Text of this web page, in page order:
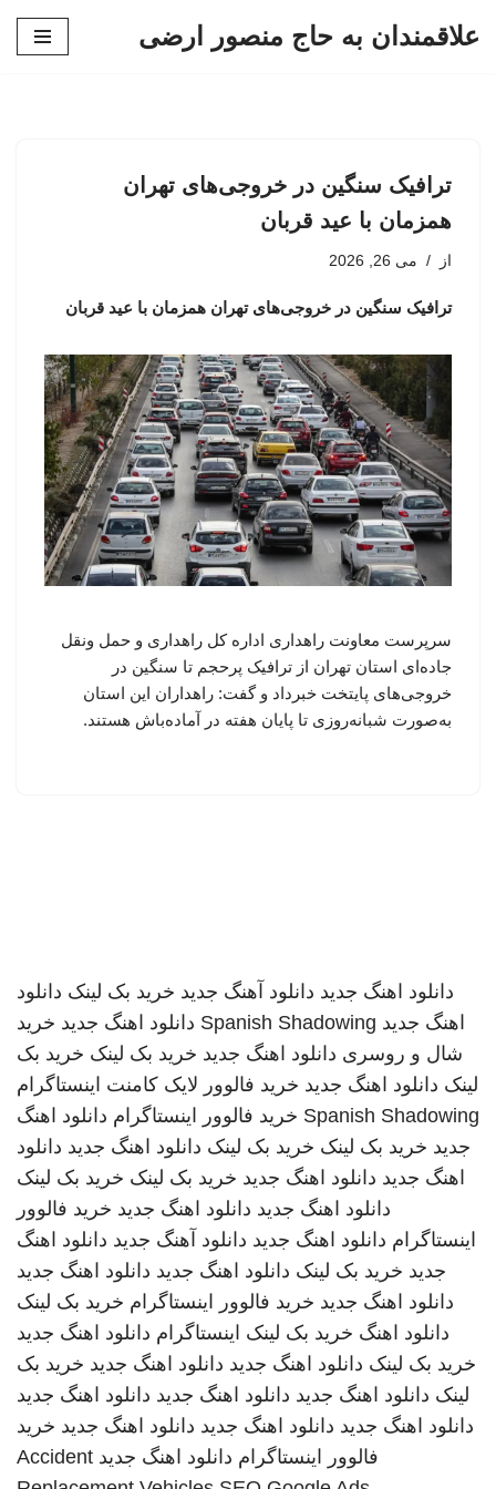
علاقمندان به حاج منصور ارضی
ترافیک سنگین در خروجی‌های تهران
همزمان با عید قربان
از می 26, 2026
ترافیک سنگین در خروجی‌های تهران همزمان با عید قربان
سرپرست معاونت راهداری اداره کل راهداری و حمل ونقل
جاده‌ای استان تهران از ترافیک پرحجم تا سنگین در
خروجی‌های پایتخت خبرداد و گفت: راهداران این استان
به‌صورت شبانه‌روزی تا پایان هفته در آماده‌باش هستند.
دانلود اهنگ جدید دانلود آهنگ جدید خرید بک لینک دانلود
اهنگ جدید Spanish Shadowing دانلود اهنگ جدید خرید
شال و روسری دانلود اهنگ جدید خرید بک لینک خرید بک
لینک دانلود اهنگ جدید خرید فالوور لایک کامنت اینستاگرام
Spanish Shadowing خرید فالوور اینستاگرام دانلود اهنگ
جدید خرید بک لینک خرید بک لینک دانلود اهنگ جدید دانلود
اهنگ جدید دانلود اهنگ جدید خرید بک لینک خرید بک لینک
دانلود اهنگ جدید دانلود اهنگ جدید خرید فالوور
اینستاگرام دانلود اهنگ جدید دانلود آهنگ جدید دانلود اهنگ
جدید خرید بک لینک دانلود اهنگ جدید دانلود اهنگ جدید
دانلود اهنگ جدید خرید فالوور اینستاگرام خرید بک لینک
دانلود اهنگ خرید بک لینک اینستاگرام دانلود اهنگ جدید
خرید بک لینک دانلود اهنگ جدید دانلود اهنگ جدید خرید بک
لینک دانلود اهنگ جدید دانلود اهنگ جدید دانلود اهنگ جدید
دانلود اهنگ جدید دانلود اهنگ جدید دانلود اهنگ جدید خرید
فالوور اینستاگرام دانلود اهنگ جدید Accident